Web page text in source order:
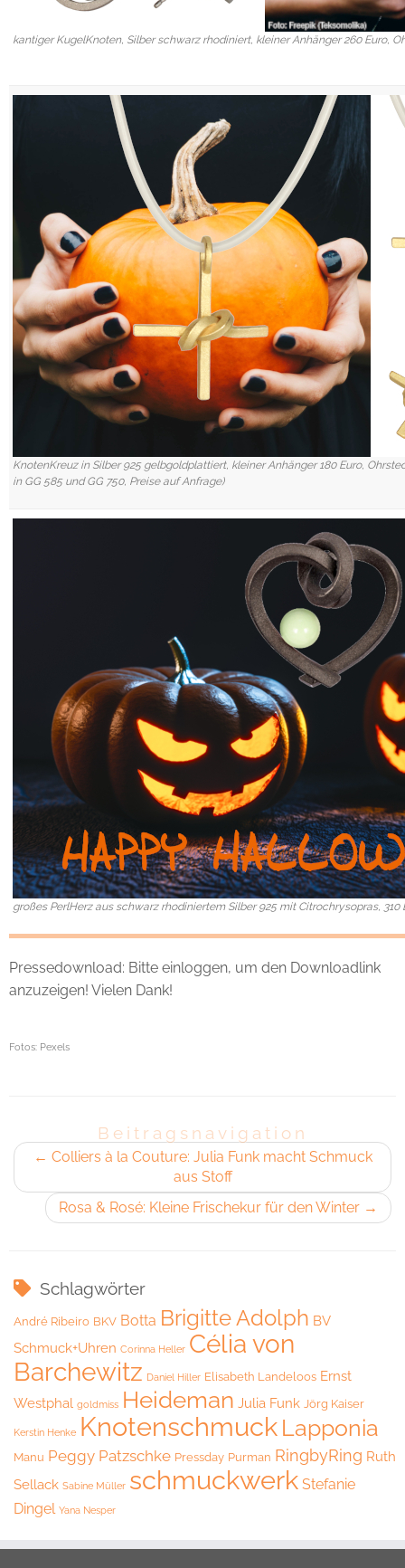
kantiger KugelKnoten, Silber schwarz rhodiniert, kleiner Anhänger 260 Euro,
KnotenKreuz in Silber 925 gelbgoldplattiert, kleiner Anhänger 180 Euro,
in GG 585 und GG 750, Preise auf Anfrage)
großes PerlHerz aus schwarz rhodiniertem Silber 925 mit Citrochrysopras, 310
Pressedownload: Bitte einloggen, um den Downloadlink
anzuzeigen! Vielen Dank!
Fotos: Pexels
Beitragsnavigation
← Colliers à la Couture: Julia Funk macht Schmuck
aus Stoff
Rosa & Rosé: Kleine Frischekur für den Winter →
Schlagwörter
André Ribeiro BKV Botta Brigitte Adolph BV
Schmuck+Uhren Corinna Heller Célia von
Barchewitz Daniel Hiller Elisabeth Landeloos Ernst
Westphal goldmiss Heideman Julia Funk Jörg Kaiser
Kerstin Henke Knotenschmuck Lapponia
Manu Peggy Patzschke Pressday Purman RingbyRing Ruth
Sellack Sabine Müller schmuckwerk Stefanie
Dingel Yana Nesper